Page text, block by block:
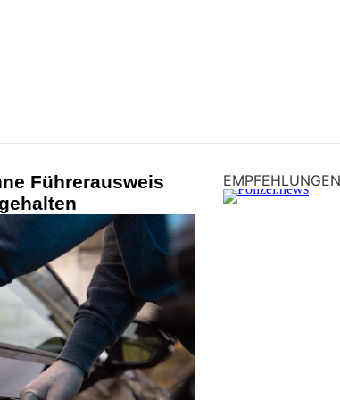
Führerausweis
EMPFEHLUNGEN